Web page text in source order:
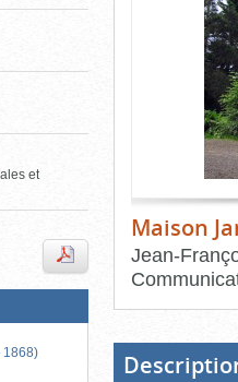
et
1868)
Maison
Jean-
bloc
d'onglets